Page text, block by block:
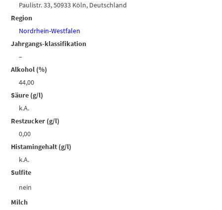
Paulistr. 33, 50933 Köln, Deutschland
Region
Nordrhein-Westfalen
Jahrgangs-klassifikation
–
Alkohol (%)
44,00
Säure (g/l)
k.A.
Restzucker (g/l)
0,00
Histamingehalt (g/l)
k.A.
Sulfite
nein
Milch